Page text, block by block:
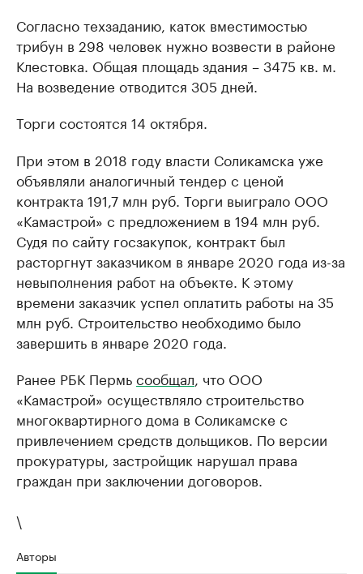
Согласно техзаданию, каток вместимостью
трибун в 298 человек нужно возвести в районе
Клестовка. Общая площадь здания – 3475 кв. м.
На возведение отводится 305 дней.
Торги состоятся 14 октября.
При этом в 2018 году власти Соликамска уже
объявляли аналогичный тендер с ценой
контракта 191,7 млн руб. Торги выиграло ООО
«Камастрой» с предложением в 194 млн руб.
Судя по сайту госзакупок, контракт был
расторгнут заказчиком в январе 2020 года из-за
невыполнения работ на объекте. К этому
времени заказчик успел оплатить работы на 35
млн руб. Строительство необходимо было
завершить в январе 2020 года.
Ранее РБК Пермьсообщал, что ООО
«Камастрой» осуществляло строительство
многоквартирного дома в Соликамске с
привлечением средств дольщиков. По версии
прокуратуры, застройщик нарушал права
граждан при заключении договоров.
\
Авторы